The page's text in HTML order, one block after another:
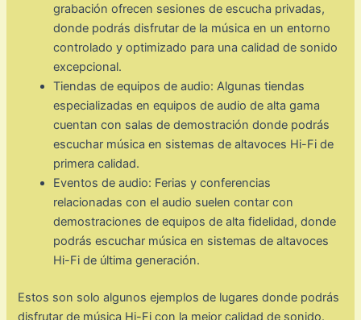
grabación ofrecen sesiones de escucha privadas,
donde podrás disfrutar de la música en un entorno
controlado y optimizado para una calidad de sonido
excepcional.
Tiendas de equipos de audio: Algunas tiendas
especializadas en equipos de audio de alta gama
cuentan con salas de demostración donde podrás
escuchar música en sistemas de altavoces Hi-Fi de
primera calidad.
Eventos de audio: Ferias y conferencias
relacionadas con el audio suelen contar con
demostraciones de equipos de alta fidelidad, donde
podrás escuchar música en sistemas de altavoces
Hi-Fi de última generación.
Estos son solo algunos ejemplos de lugares donde podrás
disfrutar de música Hi-Fi con la mejor calidad de sonido.